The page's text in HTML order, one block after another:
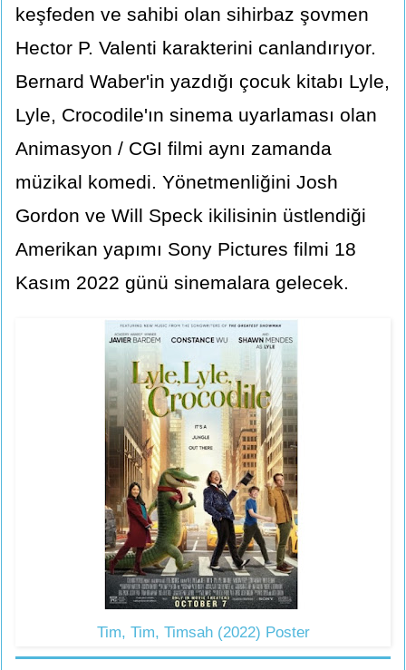
keşfeden ve sahibi olan sihirbaz şovmen
Hector P. Valenti karakterini canlandırıyor.
Bernard Waber'in yazdığı çocuk kitabı Lyle,
Lyle, Crocodile'ın sinema uyarlaması olan
Animasyon / CGI filmi aynı zamanda
müzikal komedi. Yönetmenliğini Josh
Gordon ve Will Speck ikilisinin üstlendiği
Amerikan yapımı Sony Pictures filmi 18
Kasım 2022 günü sinemalara gelecek.
Tim, Tim, Timsah (2022) Poster